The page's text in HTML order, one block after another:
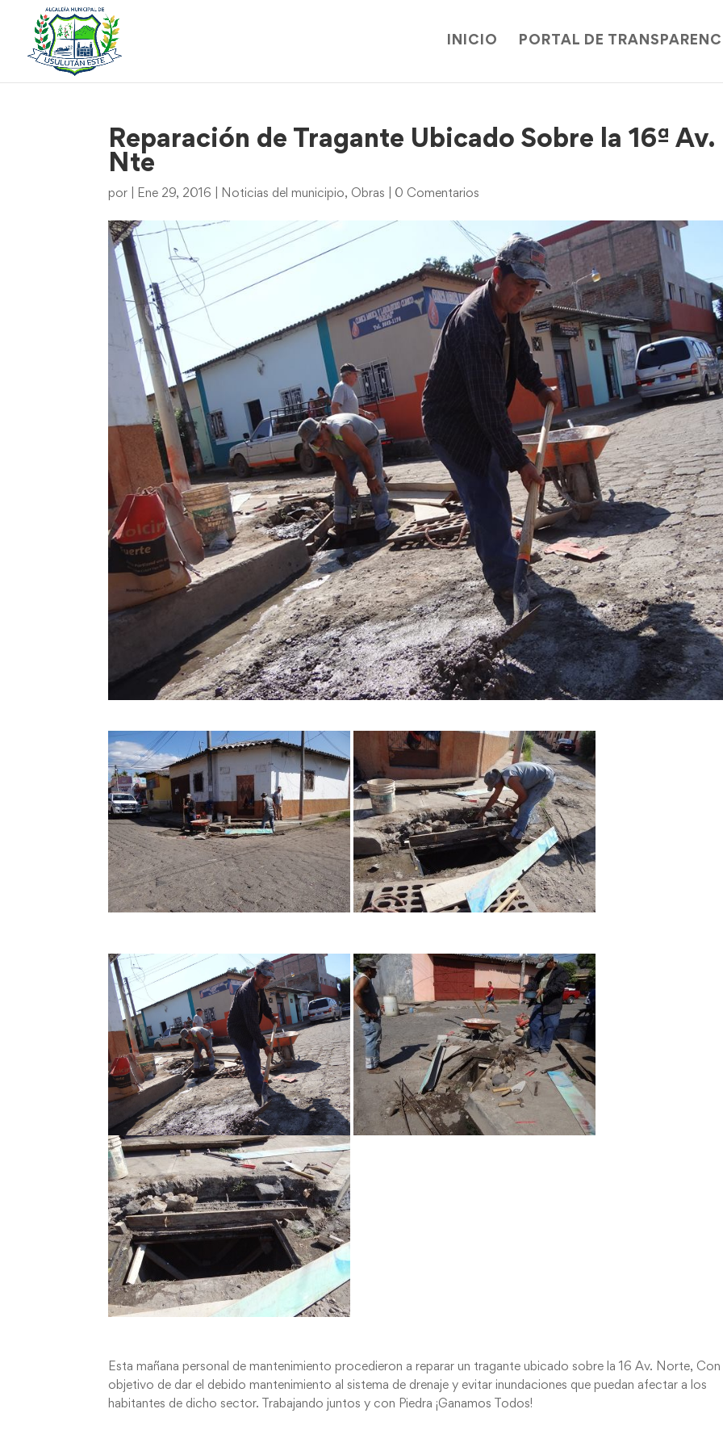
INICIO PORTAL DE
Reparación de Tragante Ubicado Sobre la 16ª Av.
Nte
por Ene 29, 2016 Noticias del municipio, Obras 0 Comentarios
Esta mañana personal de mantenimiento procedieron a reparar un tragante ubicado sobre la 16 Av. Norte, Con
objetivo de dar el debido mantenimiento al sistema de drenaje y evitar inundaciones que puedan afectar a los
habitantes de dicho sector. Trabajando juntos y con Piedra ¡Ganamos Todos!